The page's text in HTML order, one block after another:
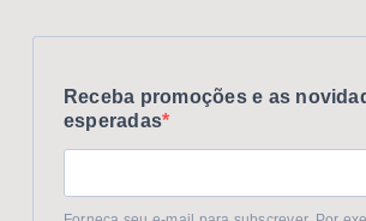
Receba promoções e as
esperadas